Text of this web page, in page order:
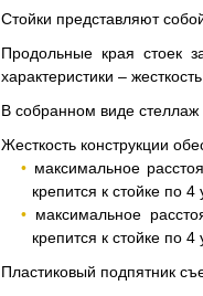
Стойки представляют
Продольные края стоек
характеристики –
В собранном виде стеллаж
Жесткость конструкции
максимальное
крепится к стойке по
максимальное
крепится к стойке по
Пластиковый подпятник